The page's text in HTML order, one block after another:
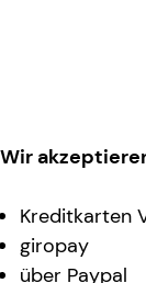
Wir
Kreditkarten
giropay
über Paypal